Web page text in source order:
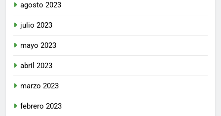
agosto 2023
julio 2023
mayo 2023
abril 2023
marzo 2023
febrero 2023